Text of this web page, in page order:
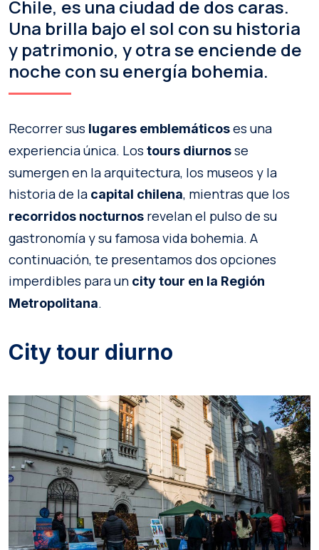
Chile, es una ciudad de dos caras.
Una brilla bajo el sol con su historia
y patrimonio, y otra se enciende de
noche con su energía bohemia.
Recorrer sus lugares emblemáticoses una
experiencia única. Los tours diurnosse
sumergen en la arquitectura, los museos y la
historia de la capital chilena, mientras que los
recorridos nocturnos revelan el pulso de su
gastronomía y su famosa vida bohemia. A
continuación, te presentamos dos opciones
imperdibles para un city tour en la Región
Metropolitana.
City tour diurno